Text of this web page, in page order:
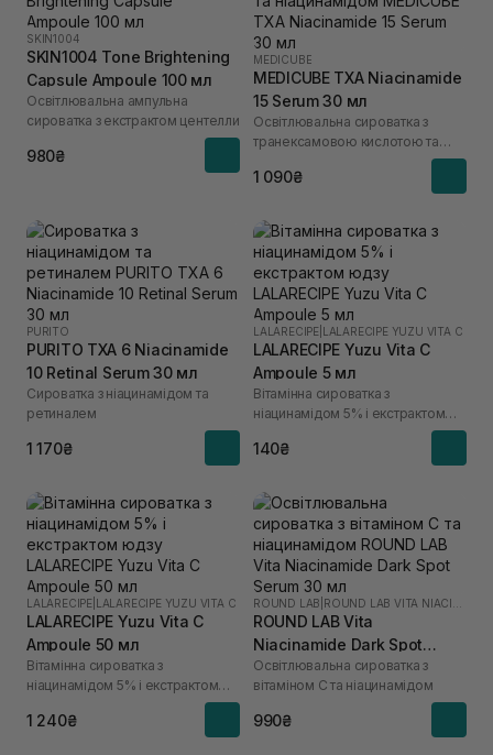
SKIN1004
SKIN1004 Tone Brightening
Capsule Ampoule 100 мл
Освітлювальна ампульна
сироватка з екстрактом центелли
980₴
MEDICUBE
MEDICUBE TXA Niacinamide
15 Serum 30 мл
Освітлювальна сироватка з
транексамовою кислотою та
1 090₴
PURITO
PURITO TXA 6 Niacinamide
10 Retinal Serum 30 мл
Сироватка з ніацинамідом та
ретиналем
1 170₴
LALARECIPE LALARECIPE YUZU VITA C
LALARECIPE Yuzu Vita C
Ampoule 5 мл
Вітамінна сироватка з
ніацинамідом 5% і екстрактом
140₴
LALARECIPE LALARECIPE YUZU VITA C
LALARECIPE Yuzu Vita C
Ampoule 50 мл
Вітамінна сироватка з
ніацинамідом 5% і екстрактом
1 240₴
ROUND LAB
ROUND LAB Vita
Niacinamide Dark Spot
Serum 30 мл
Освітлювальна сироватка з
вітаміном C та ніацинамідом
990₴